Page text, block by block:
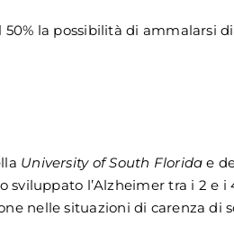
la possibilità di ammalarsi
University of South Florida e
l’Alzheimer tra i 2 e i
nelle situazioni di carenza di